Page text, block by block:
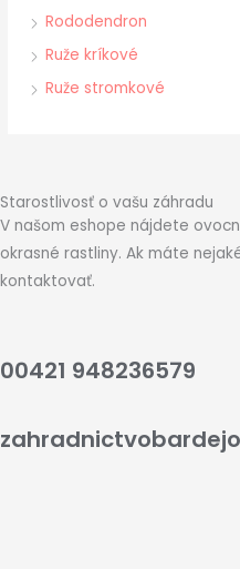
Rododendron
Ruže kríkové
Ruže stromkové
Starostlivosť o vašu záhradu
V našom eshope nájdete
okrasné rastliny. Ak máte
kontaktovať.
00421 948236579